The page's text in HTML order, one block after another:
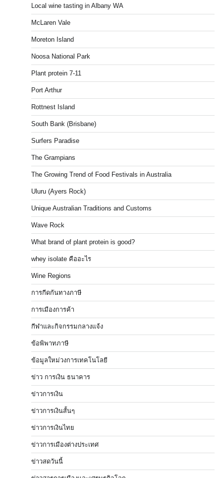
Local wine tasting in Albany WA
McLaren Vale
Moreton Island
Noosa National Park
Plant protein 7-11
Port Arthur
Rottnest Island
South Bank (Brisbane)
Surfers Paradise
The Grampians
The Growing Trend of Food Festivals in Australia
Uluru (Ayers Rock)
Unique Australian Traditions and Customs
Wave Rock
What brand of plant protein is good?
whey isolate คืออะไร
Wine Regions
การกีดกันทางภาษี
การเมืองการค้า
กีฬาและกิจกรรมกลางแจ้ง
ข้อพิพาทภาษี
ข้อมูลใหม่วงการเทคโนโลยี
ข่าว การเงิน ธนาคาร
ข่าวการเงิน
ข่าวการเงินสั้นๆ
ข่าวการเงินไทย
ข่าวการเมืองต่างประเทศ
ข่าวสดวันนี้